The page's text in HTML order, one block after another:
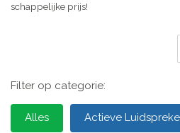
schappelijke prijs!
Filter op categorie:
Alles Actieve